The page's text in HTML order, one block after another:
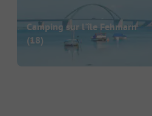
Camping sur l'île Fehmarn
(18)